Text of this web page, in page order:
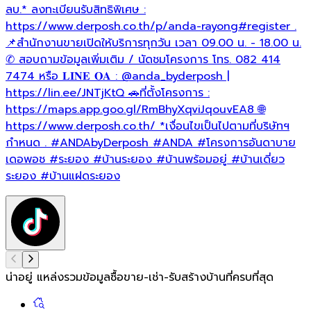
ลบ.* ลงทะเบียนรับสิทธิพิเศษ :
https://www.derposh.co.th/p/anda-rayong#register .
📌สำนักงานขายเปิดให้บริการทุกวัน เวลา 09.00 น. - 18.00 น.
✆ สอบถามข้อมูลเพิ่มเติม / นัดชมโครงการ โทร. 082 414
7474 หรือ 𝐋𝐈𝐍𝐄 𝐎𝐀 : @anda_byderposh |
https://lin.ee/JNTjKtQ 🚗ที่ตั้งโครงการ :
https://maps.app.goo.gl/RmBhyXqviJqouvEA8 🌐
https://www.derposh.co.th/ *เงื่อนไขเป็นไปตามที่บริษัทฯ
กำหนด . #ANDAbyDerposh #ANDA #โครงการอันดาบาย
เดอพอช #ระยอง #บ้านระยอง #บ้านพร้อมอยู่ #บ้านเดี่ยว
ระยอง #บ้านแฝดระยอง
น่าอยู่ แหล่งรวมข้อมูลซื้อขาย-เช่า-รับสร้างบ้านที่ครบที่สุด